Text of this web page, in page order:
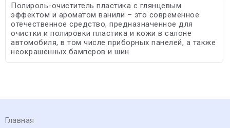
Полироль-очиститель пластика с глянцевым
эффектом и ароматом ванили – это современное
отечественное средство, предназначенное для
очистки и полировки пластика и кожи в салоне
автомобиля, в том числе приборных панелей, а также
неокрашенных бамперов и шин.
Главная